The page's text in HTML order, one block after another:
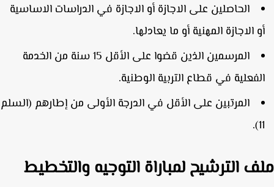
الحاصلين على الاجازة أو الاجازة في الدراسات الاساسية
الاجازة المهنية أو ما يعادلها.
المرسمين الذين قضوا على الأقل 15 سنة من الخدمة
في قطاع التربية الوطنية.
المرتبين على الأقل في الدرجة الأولى من إطارهم (السلم
الترشيح لمباراة التوجيه والتخطيط